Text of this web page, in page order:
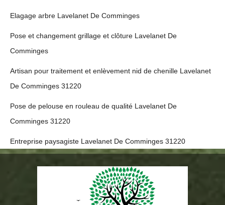
Elagage arbre Lavelanet De Comminges
Pose et changement grillage et clôture Lavelanet De
Comminges
Artisan pour traitement et enlèvement nid de chenille Lavelanet
De Comminges 31220
Pose de pelouse en rouleau de qualité Lavelanet De
Comminges 31220
Entreprise paysagiste Lavelanet De Comminges 31220